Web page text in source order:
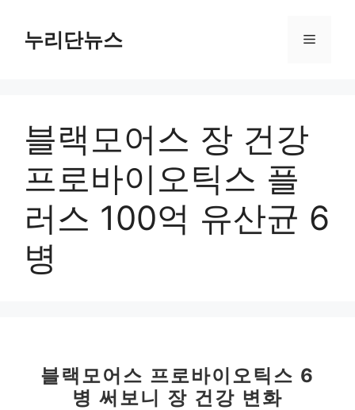
누리단뉴스 메
블랙모어스 장 건강
프로바이오틱스 플
러스 100억 유산균 6
병
블랙모어스 프로바이오틱스 6
병 써보니 장 건강 변화